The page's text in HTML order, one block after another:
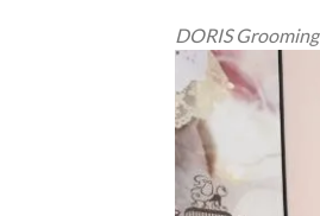
DORIS Grooming